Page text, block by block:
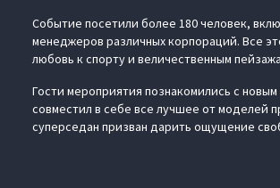
Событие посетили более 180 человек,
менеджеров различных корпораций. Все
любовь к спорту и величественным
Гости мероприятия познакомились с
совместил в себе все лучшее от моделей
суперседан призван дарить ощущение